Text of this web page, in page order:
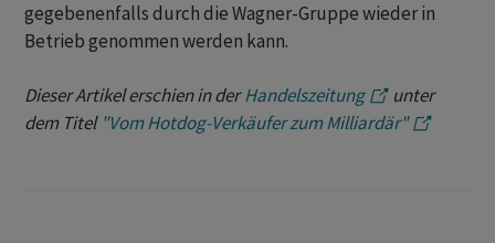
gegebenenfalls durch die Wagner-Gruppe wieder in
Betrieb genommen werden kann.
Dieser Artikel erschien in derHandelszeitung
unter
dem Titel "Vom Hotdog-Verkäufer zum Milliardär"